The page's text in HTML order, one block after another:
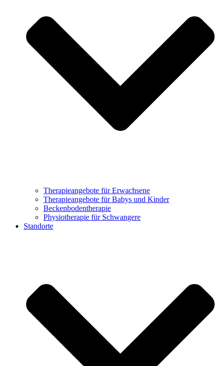
Therapieangebote für Erwachsene
Therapieangebote für Babys und Kinder
Beckenbodentherapie
Physiotherapie für Schwangere
Standorte